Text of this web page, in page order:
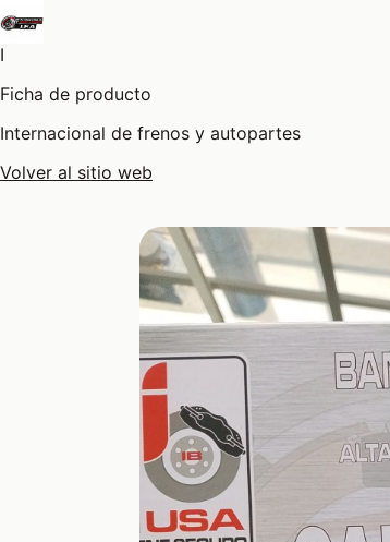
I
Ficha de producto
Internacional de frenos y autopartes
Volver al sitio web